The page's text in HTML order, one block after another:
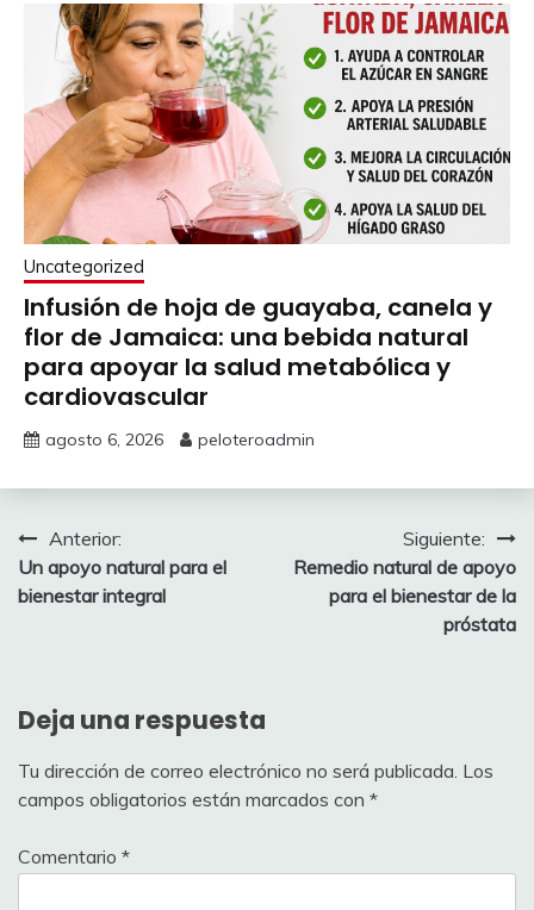
Uncategorized
Infusión de hoja de guayaba, canela y
flor de Jamaica: una bebida natural
para apoyar la salud metabólica y
cardiovascular
agosto 6, 2026 peloteroadmin
Navegación
de
Anterior:
Un apoyo natural para el
bienestar integral
Siguiente:
Remedio natural de apoyo
para el bienestar de la
próstata
Deja una respuesta
Tu dirección de correo electrónico no será publicada. Los
campos obligatorios están marcados con *
Comentario *